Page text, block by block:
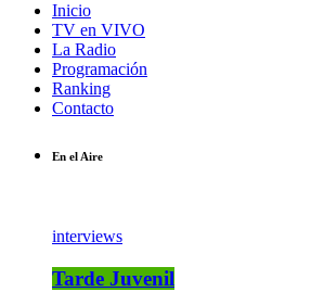
Inicio
TV en VIVO
La Radio
Programación
Ranking
Contacto
En el Aire
interviews
Tarde Juvenil